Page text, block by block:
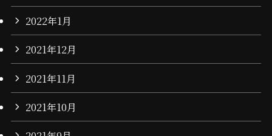
2022年1月
2021年12月
2021年11月
2021年10月